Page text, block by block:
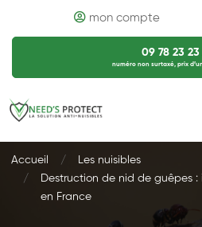
mon compte
09 78 23 23
numéro non surtaxé, prix
Accueil
Les nuisibles
Destruction de nid de guêpes
en France